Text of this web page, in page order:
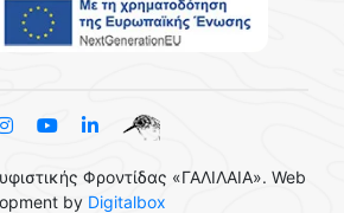
Φροντίδας «ΓΑΛΙΛΑΙΑ». Web
by Digitalbox